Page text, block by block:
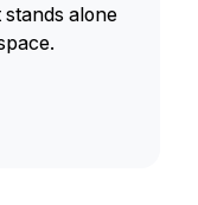
alone